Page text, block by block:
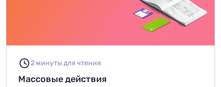
2 минуты для чтения
Массовые действия